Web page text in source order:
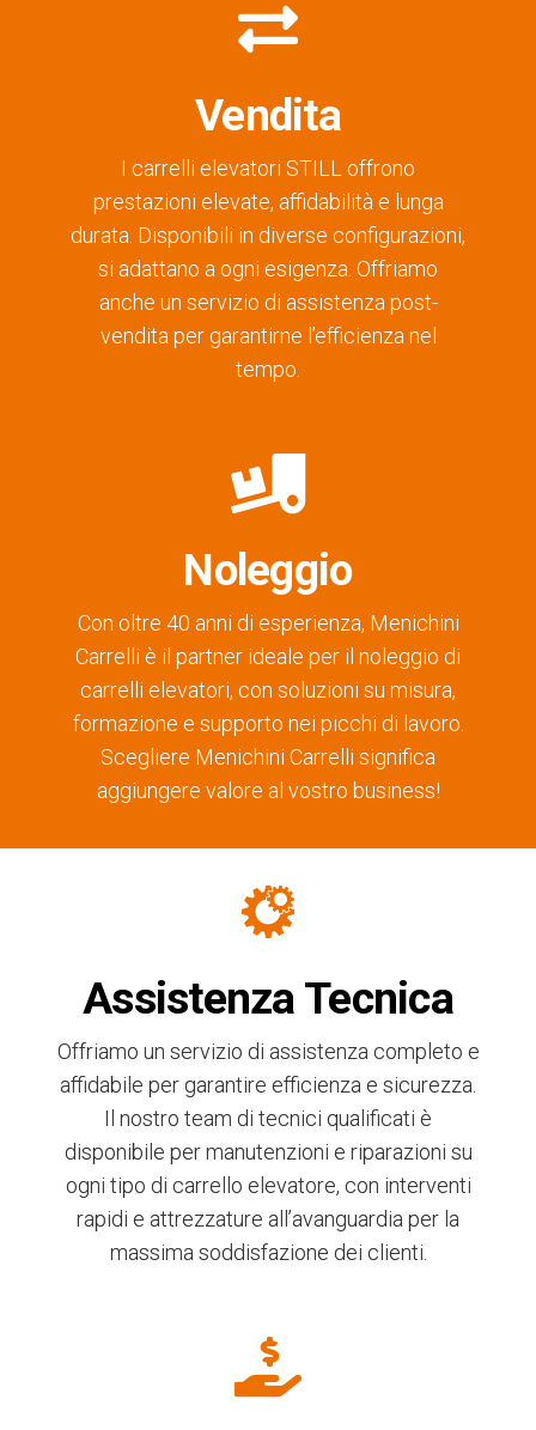
Vendita
I carrelli elevatori STILL offrono
prestazioni elevate, affidabilità e lunga
durata. Disponibili in diverse configurazioni,
si adattano a ogni esigenza. Offriamo
anche un servizio di assistenza post-
vendita per garantirne l’efficienza nel
tempo.
Noleggio
Con oltre 40 anni di esperienza, Menichini
Carrelli è il partner ideale per il noleggio di
carrelli elevatori, con soluzioni su misura,
formazione e supporto nei picchi di lavoro.
Scegliere Menichini Carrelli significa
aggiungere valore al vostro business!
Assistenza Tecnica
Offriamo un servizio di assistenza completo e
affidabile per garantire efficienza e sicurezza.
Il nostro team di tecnici qualificati è
disponibile per manutenzioni e riparazioni su
ogni tipo di carrello elevatore, con interventi
rapidi e attrezzature all’avanguardia per la
massima soddisfazione dei clienti.